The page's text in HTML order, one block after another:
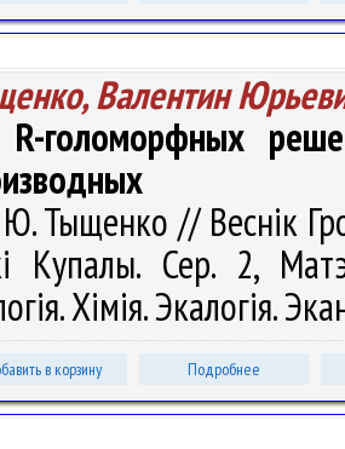
Валентин
голоморфных
Тыщенко // Веснік
Купалы. Сер. 2,
Хімія. Экалогія.
в корзину Подробнее